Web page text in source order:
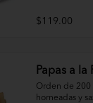
$119.00
Papas a la
Orden de 200
horneadas y